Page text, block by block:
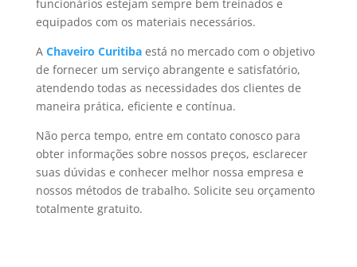
funcionários estejam sempre bem treinados e
equipados com os materiais necessários.
A Chaveiro Curitibaestá no mercado com o objetivo
de fornecer um serviço abrangente e satisfatório,
atendendo todas as necessidades dos clientes de
maneira prática, eficiente e contínua.
Não perca tempo, entre em contato conosco para
obter informações sobre nossos preços, esclarecer
suas dúvidas e conhecer melhor nossa empresa e
nossos métodos de trabalho. Solicite seu orçamento
totalmente gratuito.